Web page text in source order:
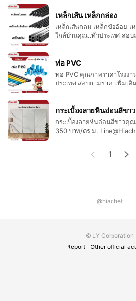
เหล็กเส้น เหล็กกล่อง
เหล็กเส้นกลม เหล็กข้ออ้อย เ
ใกล้บ้านคุณ..ทั่วประเทศ สอบ
ท่อ PVC
ท่อ PVC คุณภาพราคาโรงง
ประเทศ สอบถามราคาเพิ่มเ
กระเบื้องลายหินอ่อนสีขาว
กระเบื้องลายหินอ่อนสีขาวคุณภาพ
350 บาท/ตร.ม.
1
@hiachet
© LY Corporation
Report
Other official